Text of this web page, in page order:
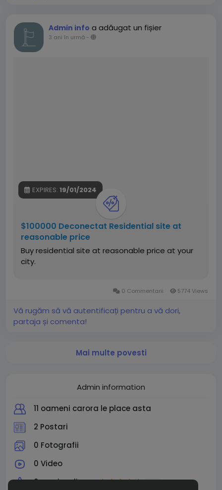
Admin information
11 oameni carora le place asta
2 Postari
0 Fotografii
0 Video
0 previzualizare
Admin info a adăugat un fișier
3 ani în urmă -
EXPIRES: 19/01/2024
$100000 Deconectat Residential site at
reasonable price
Buy residential site at reasonable price at your
city.
0 Commentarii 5774 Views
Vă rugăm să vă autentificați pentru a vă dori,
partaja și comenta!
Mai multe povesti